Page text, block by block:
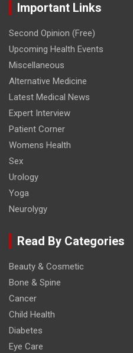
Important Links
Second Opinion (Free)
Upcoming Health Events
Miscellaneous
Alternative Medicine
Latest Medical News
Expert Interview
Patient Corner
Womens Health
Sex
Urology
Yoga
Neurolygy
Read By Categories
Beauty & Cosmetic
Bone & Spine
Cancer
Child Health
Diabetes
Eye Care